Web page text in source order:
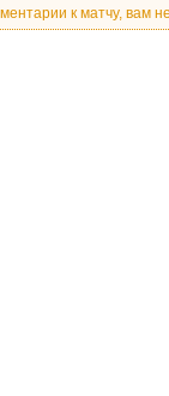
к матчу, вам